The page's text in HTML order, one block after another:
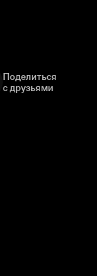
Поделиться
с друзьями